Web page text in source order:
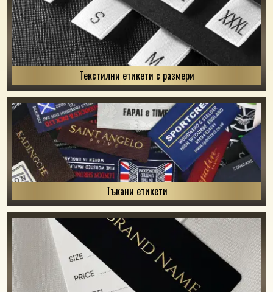
Текстилни етикети с размери
Тъкани етикети